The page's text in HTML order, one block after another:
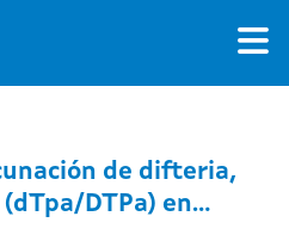
de difteria,
DTPa) en...